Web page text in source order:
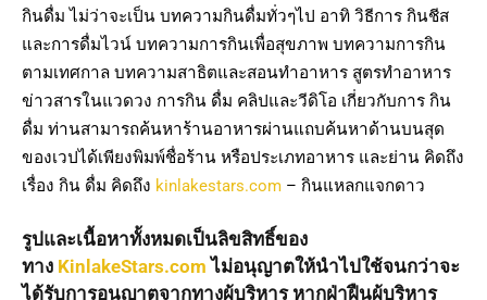
กินดื่ม ไม่ว่าจะเป็น บทความกินดื่มทั่วๆไป อาทิ วิธีการ กินชีส
และการดื่มไวน์ บทความการกินเพื่อสุขภาพ บทความการกิน
ตามเทศกาล บทความสาธิตและสอนทำอาหาร สูตรทำอาหาร
ข่าวสารในแวดวง การกิน ดื่ม คลิปและวีดิโอ เกี่ยวกับการ กิน
ดื่ม ท่านสามารถค้นหาร้านอาหารผ่านแถบค้นหาด้านบนสุด
ของเวปได้เพียงพิมพ์ชื่อร้าน หรือประเภทอาหาร และย่าน คิดถึง
เรื่อง กิน ดื่ม คิดถึง kinlakestars.com – กินแหลกแจกดาว
รูปและเนื้อหาทั้งหมดเป็นลิขสิทธิ์ของ
ทาง KinlakeStars.com ไม่อนุญาตให้นำไปใช้จนกว่าจะ
ได้รับการอนุญาตจากทางผู้บริหาร หากฝ่าฝืนผู้บริหาร